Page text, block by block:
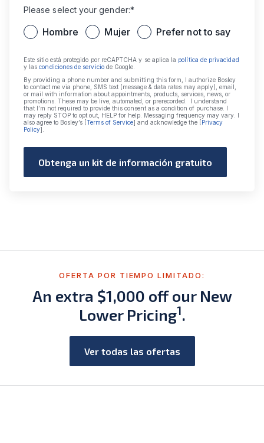
Please select your gender:*
Hombre Mujer Prefer not to say
Este sitio está protegido por reCAPTCHA y se aplica la política de privacidad
y lascondiciones de serviciode Google.
By providing a phone number and submitting this form, I authorize Bosley
to contact me via phone, SMS text (message & data rates may apply), email,
or mail with information about appointments, products, services, news, or
promotions. These may be live, automated, or prerecorded. I understand
that I’m not required to provide this consent as a condition of purchase. I
may reply STOP to opt out, HELP for help. Messaging frequency may vary. I
also agree to Bosley’s [Terms of Service] and acknowledge the [Privacy
Policy].
Obtenga un kit de información gratuito
OFERTA POR TIEMPO LIMITADO:
An extra $1,000 off our New
Lower Pricing1.
Ver todas las ofertas